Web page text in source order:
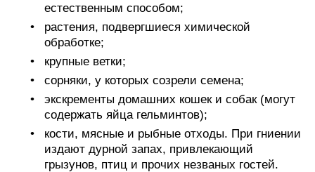
естественным способом;
растения, подвергшиеся химической
обработке;
крупные ветки;
сорняки, у которых созрели семена;
экскременты домашних кошек и собак (могут
содержать яйца гельминтов);
кости, мясные и рыбные отходы. При гниении
издают дурной запах, привлекающий
грызунов, птиц и прочих незваных гостей.